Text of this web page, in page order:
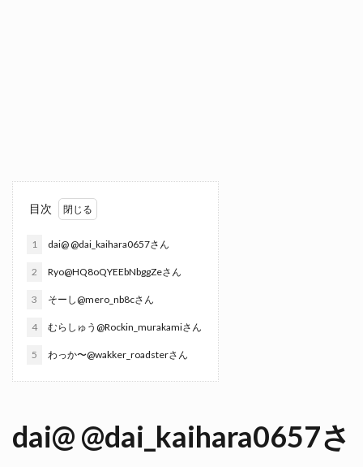
目次
1 dai@ @dai_kaihara0657さん
2 Ryo@HQ8oQYEEbNbggZeさん
3 そーし@mero_nb8cさん
4 むらしゅう@Rockin_murakamiさん
5 わっか〜@wakker_roadsterさん
dai@ @dai_kaihara0657さ